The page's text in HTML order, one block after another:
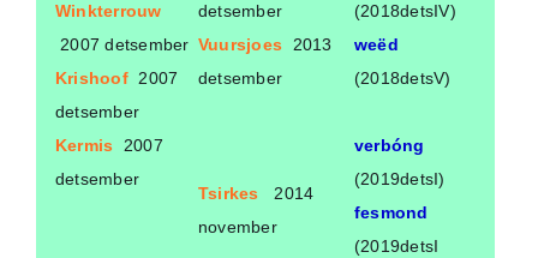
Winkterrouw
2007 detsember
Krishoof2007
detsember
Kermis 2007
detsember
detsember
Vuursjoes
2013
detsember
Tsirkes
2014
november
(2018detsIV)
weëd
(2018detsV)
verbóng
(2019detsI)
fesmond
(2019detsI